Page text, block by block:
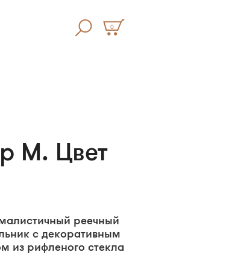
0
M. Цвет
реечный
с декоративным
из рифленого стекла